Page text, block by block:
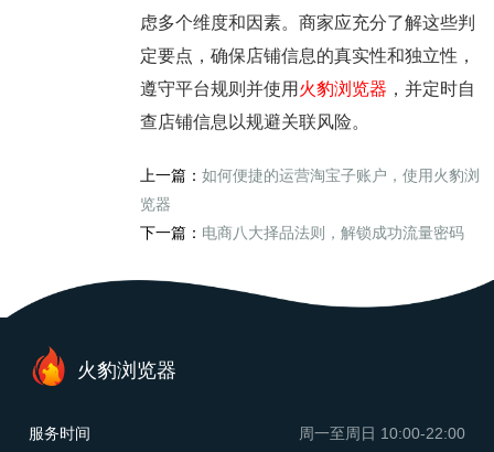
虑多个维度和因素。商家应充分了解这些判
定要点，确保店铺信息的真实性和独立性，
遵守平台规则并使用 火豹浏览器 ，并定时自
查店铺信息以规避关联风险。
上一篇： 如何便捷的运营淘宝子账户，使用火豹浏
览器
下一篇： 电商八大择品法则，解锁成功流量密码
服务时间 周一至周日 10:00-22:00
火豹浏览器